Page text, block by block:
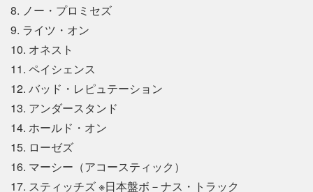
8. ノー・プロミセズ
9. ライツ・オン
10. オネスト
11. ペイシェンス
12. バッド・レピュテーション
13. アンダースタンド
14. ホールド・オン
15. ローゼズ
16. マーシー（アコースティック）
17. スティッチズ ※日本盤ボ－ナス・トラック